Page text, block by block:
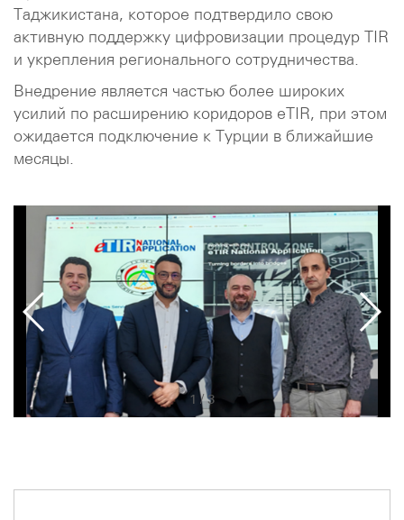
Таджикистана, которое подтвердило свою
активную поддержку цифровизации процедур TIR
и укрепления регионального сотрудничества.
Внедрение является частью более широких
усилий по расширению коридоров eTIR, при этом
ожидается подключение к Турции в ближайшие
месяцы.
1 /3